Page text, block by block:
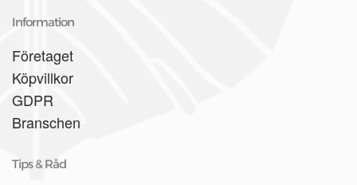
Information
Företaget
Köpvillkor
GDPR
Branschen
Tips & Råd